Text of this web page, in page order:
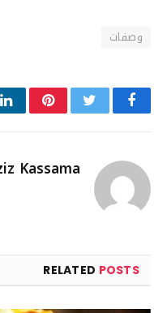
وصفات
Facebook
Twitter
Kassama
RELATED POSTS